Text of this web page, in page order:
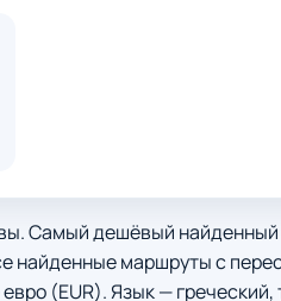
Самый дешёвый найденный
найденные маршруты с
(EUR). Язык — греческий,